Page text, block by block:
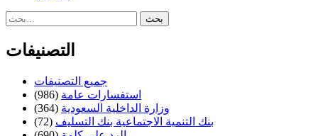
التصنيفات
جميع التصنيفات
استفسارات عامة (986)
وزارة الداخلية السعودية (364)
بنك التنمية الاجتماعية بنك التسليف (72)